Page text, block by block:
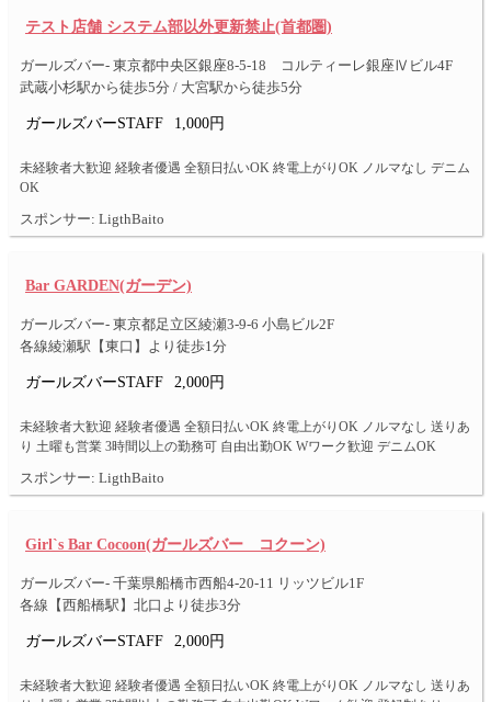
テスト店舗 システム部以外更新禁止(首都圏)
ガールズバー- 東京都中央区銀座8-5-18 コルティーレ銀座Ⅳビル4F
武蔵小杉駅から徒歩5分 / 大宮駅から徒歩5分
ガールズバーSTAFF 1,000円
未経験者大歓迎 経験者優遇 全額日払いOK 終電上がりOK ノルマなし デニム
OK
スポンサー: LigthBaito
Bar GARDEN(ガーデン)
ガールズバー- 東京都足立区綾瀬3-9-6 小島ビル2F
各線綾瀬駅【東口】より徒歩1分
ガールズバーSTAFF 2,000円
未経験者大歓迎 経験者優遇 全額日払いOK 終電上がりOK ノルマなし 送りあ
り 土曜も営業 3時間以上の勤務可 自由出勤OK Wワーク歓迎 デニムOK
スポンサー: LigthBaito
Girl`s Bar Cocoon(ガールズバー コクーン)
ガールズバー- 千葉県船橋市西船4-20-11 リッツビル1F
各線【西船橋駅】北口より徒歩3分
ガールズバーSTAFF 2,000円
未経験者大歓迎 経験者優遇 全額日払いOK 終電上がりOK ノルマなし 送りあ